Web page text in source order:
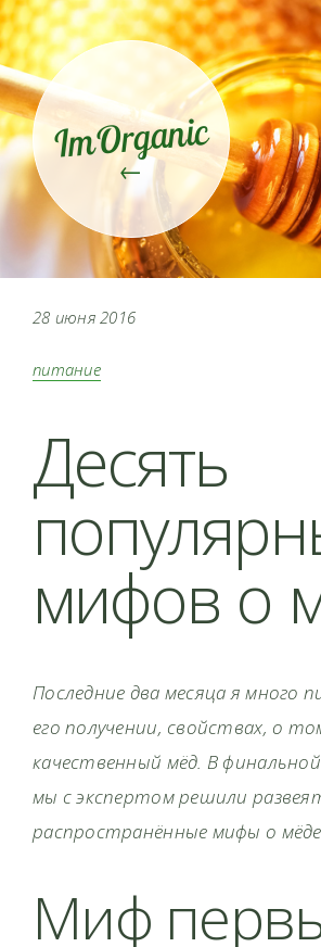
ImOrganic
←
28 июня 2016
питание
Десять
мифов о
Последние два месяца я много
его получении, свойствах, о
качественный мёд. В
мы с экспертом решили
распространённые мифы о
Миф